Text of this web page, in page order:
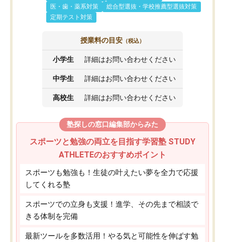
医・歯・薬系対策
総合型選抜・学校推薦型選抜対策
定期テスト対策
授業料の目安 （税込）
小学生 詳細はお問い合わせください
中学生 詳細はお問い合わせください
高校生 詳細はお問い合わせください
塾探しの窓口編集部からみた
スポーツと勉強の両立を目指す学習塾 STUDY
ATHLETEのおすすめポイント
スポーツも勉強も！生徒の叶えたい夢を全力で応援
してくれる塾
スポーツでの立身も支援！進学、その先まで相談で
きる体制を完備
最新ツールを多数活用！やる気と可能性を伸ばす勉